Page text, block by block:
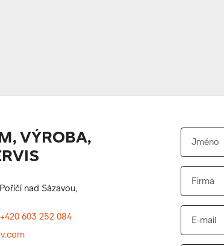
VÝROBA,
nad Sázavou,
+420 603 252 084